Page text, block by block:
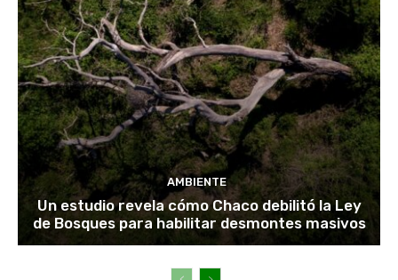
AMBIENTE
Un estudio revela cómo Chaco debilitó la Ley
de Bosques para habilitar desmontes masivos